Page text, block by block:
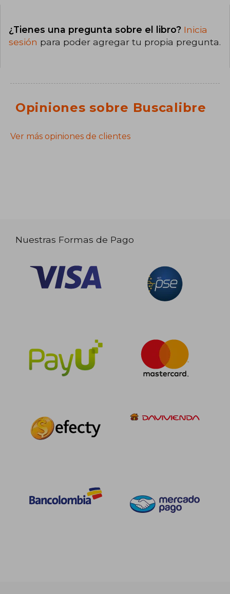
¿Tienes una pregunta sobre el libro? Inicia
sesión para poder agregar tu propia pregunta.
Opiniones sobre Buscalibre
Ver más opiniones de clientes
Nuestras Formas de Pago